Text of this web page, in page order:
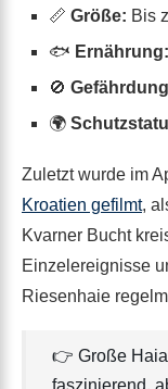
📏 Größe: Bis
🐟 Ernährung:
🚫
🌍
Zuletzt wurde im
Kroatien gefilmt,
Kvarner Bucht
Einzelereignisse
Riesenhaie
👉 Große